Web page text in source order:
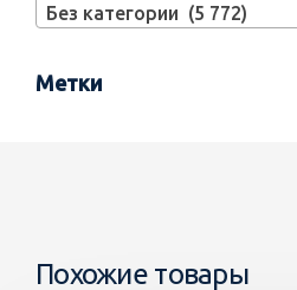
Без категории (5 772)
Метки
Похожие товары